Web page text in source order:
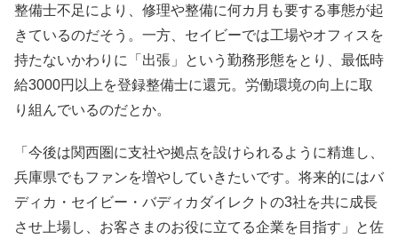
整備士不足により、修理や整備に何カ月も要する事態が起
きているのだそう。一方、セイビーでは工場やオフィスを
持たないかわりに「出張」という勤務形態をとり、最低時
給3000円以上を登録整備士に還元。労働環境の向上に取
り組んでいるのだとか。
「今後は関西圏に支社や拠点を設けられるように精進し、
兵庫県でもファンを増やしていきたいです。将来的にはバ
ディカ・セイビー・バディカダイレクトの3社を共に成長
させ上場し、お客さまのお役に立てる企業を目指す」と佐